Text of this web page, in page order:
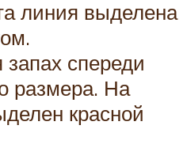
линия выделена
спереди
размера. На
красной